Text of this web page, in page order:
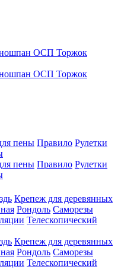
ОСП Торжок
ОСП Торжок
пены Правило Рулетки
пены Правило Рулетки
Крепеж для деревянных
Рондоль Саморезы
Телескопический
Крепеж для деревянных
Рондоль Саморезы
Телескопический